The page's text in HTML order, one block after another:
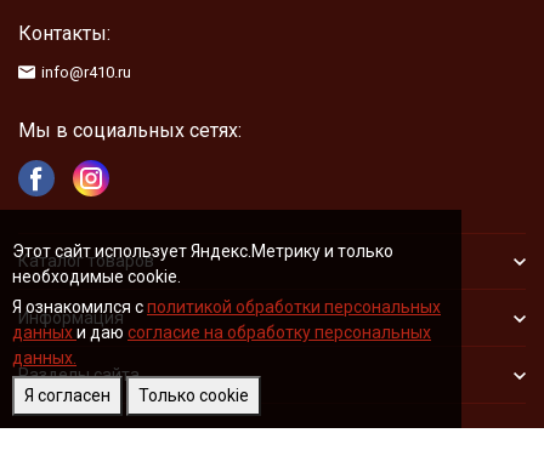
Этот сайт использует Яндекс.Метрику и только
необходимые cookie.
Я ознакомился сполитикой обработки персональных
данныхи даю согласие на обработку персональных
данных.
Я согласен
Только cookie
Контакты:
info@r410.ru
Мы в социальных сетях:
Каталог товаров
Информация
Разделы сайта